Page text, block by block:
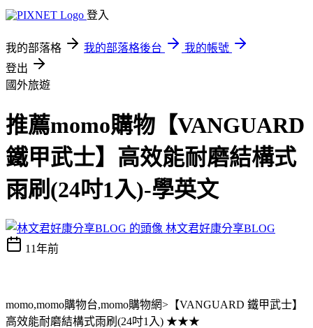
登入
我的部落格 我的部落格後台
我的帳號
登出
國外旅遊
推薦momo購物【VANGUARD
鐵甲武士】高效能耐磨結構式
雨刷(24吋1入)-學英文
林文君好康分享BLOG
11年前
momo,momo購物台,momo購物網>【VANGUARD 鐵甲武士】
高效能耐磨結構式雨刷(24吋1入) ★★★